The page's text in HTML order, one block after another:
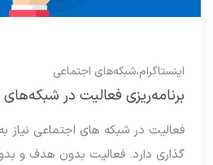
اینستاگرام،شبکه‌های اجتماعی
برنامه‌ریزی فعالیت در
فعالیت در شبکه های اجتماعی نیاز
گذاری دارد. فعالیت بدون هدف و